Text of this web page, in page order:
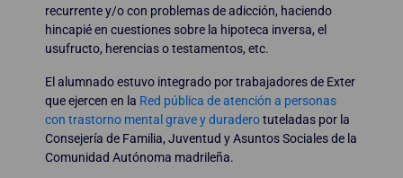
recurrente y/o con problemas de adicción, haciendo
hincapié en cuestiones sobre la hipoteca inversa, el
usufructo, herencias o testamentos, etc.
El alumnado estuvo integrado por trabajadores de Exter
que ejercen en la Red pública de atención a personas
con trastorno mental grave y duraderotuteladas por la
Consejería de Familia, Juventud y Asuntos Sociales de la
Comunidad Autónoma madrileña.